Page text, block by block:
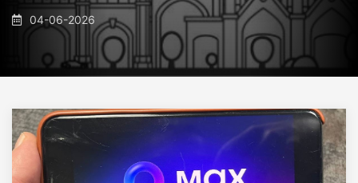
04-06-2026